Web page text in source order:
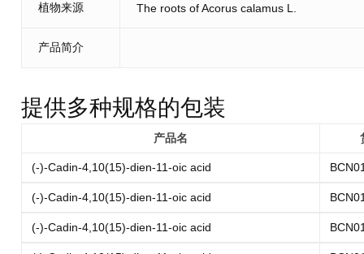
植物来源 The roots of Acorus calamus L.
产品简介
提供多种规格的包装
产品名
(-)-Cadin-4,10(15)-dien-11-oic acid
(-)-Cadin-4,10(15)-dien-11-oic acid
(-)-Cadin-4,10(15)-dien-11-oic acid